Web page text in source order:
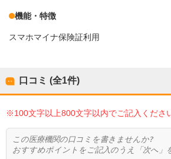
機能・特徴
スマホマイナ保険証利用
口コミ (全1件)
※100文字以上800文字以内でご記入くださ